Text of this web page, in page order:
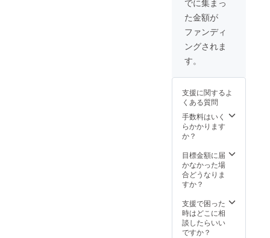
が変わ
りま
※2022
り、お
申込み
順に発
送のス
タート
を予定
す。
いま
す。 ※
モニ
ター上
の色合
色が異
なる場
合がご
ざいま
す。 ※
革はそ
ごとに
風合い
が異な
が変わ
りま
す。
※2022
箱あり
※仕様、
デザイ
ン等、
変更に
ざいま
想定以
上の受
注を頂
いた場
が遅れ
る場合
がござ
モニ
ター上
の色合
いと実
でに集まっ
た金額が
ファンディ
ングされま
す。
支援に関するよ
くある質問
手数料はいく
らかかります
か？
目標金額に届
かなかった場
合どうなりま
すか？
支援で困った
時はどこに相
談したらいい
ですか？